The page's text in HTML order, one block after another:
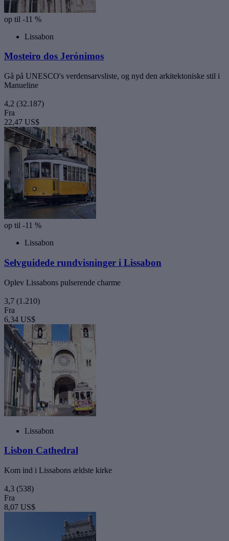
op til -11 %
Lissabon
Mosteiro dos Jerónimos
Gå på UNESCO's verdensarvsliste, og nyd den arkitektoniske stil i
Manueline
4,2 (32.187)
Fra
22,47 US$
op til -11 %
Lissabon
Selvguidede rundvisninger i Lissabon
Oplev Lissabons pulserende charme
3,7 (1.210)
Fra
6,34 US$
Lissabon
Lisbon Cathedral
Kom ind i Lissabons ældste kirke
4,3 (538)
Fra
8,07 US$